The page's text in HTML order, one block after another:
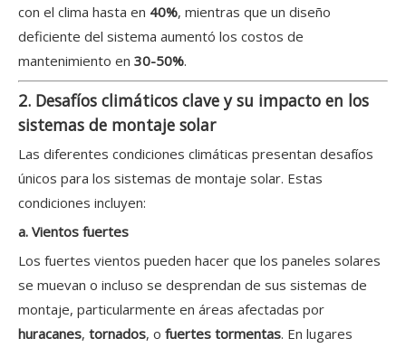
con el clima hasta en 40%, mientras que un diseño
deficiente del sistema aumentó los costos de
mantenimiento en 30-50%.
2. Desafíos climáticos clave y su impacto en los
sistemas de montaje solar
Las diferentes condiciones climáticas presentan desafíos
únicos para los sistemas de montaje solar. Estas
condiciones incluyen:
a. Vientos fuertes
Los fuertes vientos pueden hacer que los paneles solares
se muevan o incluso se desprendan de sus sistemas de
montaje, particularmente en áreas afectadas por
huracanes, tornados, o fuertes tormentas. En lugares